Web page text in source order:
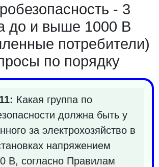
- 3
до и выше 1000 В
потребители)
по порядку
Какая группа по
должна быть у
за электрохозяйство в
напряжением
В, согласно Правилам